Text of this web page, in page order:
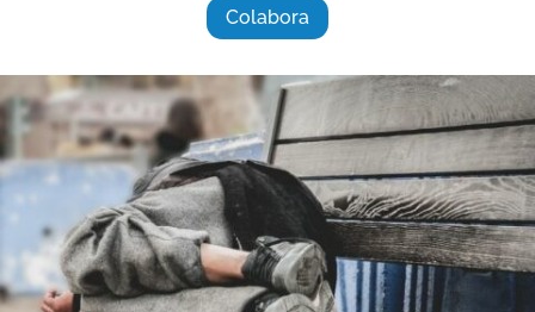
Colabora